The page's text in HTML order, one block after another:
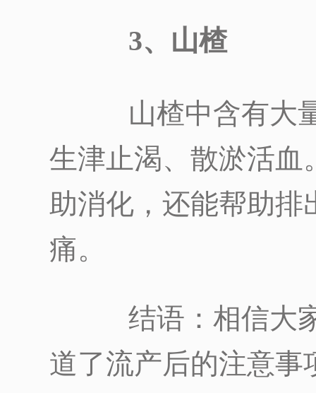
3、山楂
山楂中含有大量
生津止渴、散淤活血
助消化，还能帮助排
痛。
结语：相信大家
道了流产后的注意事